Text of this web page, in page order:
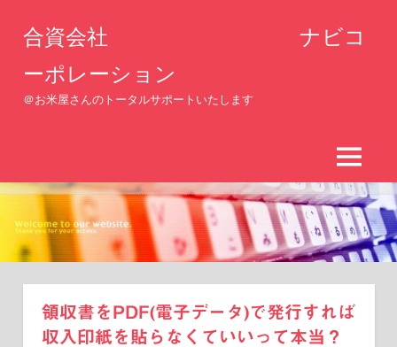
キ
ッ
合資会社 ナビコ
ーポレーション
＠お米屋さんのトータルサポートいたします
MENU
領収書をPDF(電子データ)で発行すれば
収入印紙を貼らなくていいって本当？